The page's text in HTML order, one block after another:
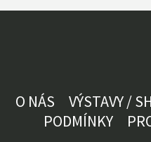
O NÁS VÝSTAVY /
PODMÍNKY